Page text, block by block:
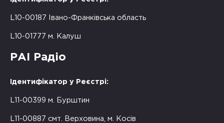
L10-00187 Івано-Франківська область
L10-01777 м. Калуш
РАІ Радіо
Ідентифікатор у Реєстрі:
L11-00399 м. Бурштин
L11-00887 смт. Верховина, м. Косів